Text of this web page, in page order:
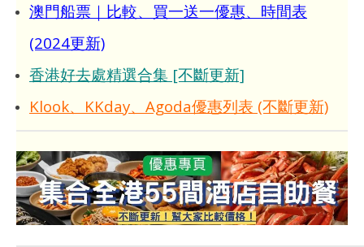
澳門船票｜比較、買一送一優惠、時間表
(2024更新)
香港好去處精選合集 [不斷更新]
Klook、KKday、Agoda優惠列表 (不斷更新)